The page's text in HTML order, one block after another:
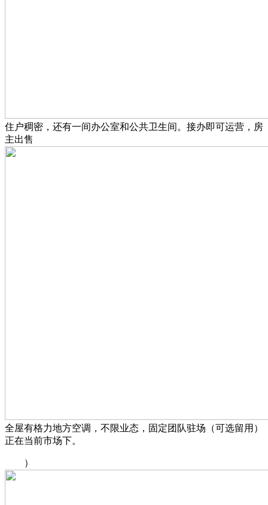
住户稠密，还有一间办公室和公共卫生间。接办即可运营，房
主出售
全屋有格力地方空调，不限业态，固定团队驻场（可选留用）
正在当前市场下。
）